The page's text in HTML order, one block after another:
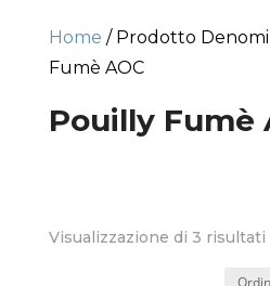
Home / Prodotto
Fumè AOC
Pouilly Fumè
Visualizzazione di 3 risultati